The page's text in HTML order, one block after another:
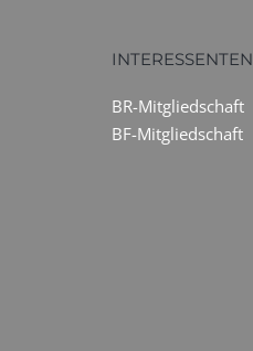
INTERESSENTEN
BR-Mitgliedschaft
BF-Mitgliedschaft